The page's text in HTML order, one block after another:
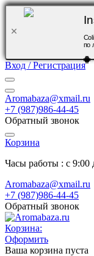
по
Вход / Регистрация
Aromabaza@xmail.ru
+7 (987)986-44-45
Обратный звонок
Корзина
Часы работы : с 9:00
Aromabaza@xmail.ru
+7 (987)986-44-45
Обратный звонок
Корзина:
Оформить
Ваша корзина пуста